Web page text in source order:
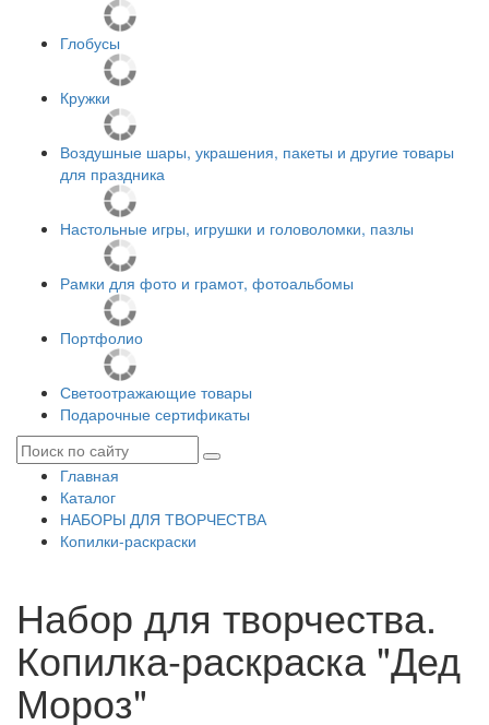
Глобусы
Кружки
Воздушные шары, украшения, пакеты и другие товары
для праздника
Настольные игры, игрушки и головоломки, пазлы
Рамки для фото и грамот, фотоальбомы
Портфолио
Светоотражающие товары
Подарочные сертификаты
Главная
Каталог
НАБОРЫ ДЛЯ ТВОРЧЕСТВА
Копилки-раскраски
Набор для творчества.
Копилка-раскраска "Дед
Мороз"